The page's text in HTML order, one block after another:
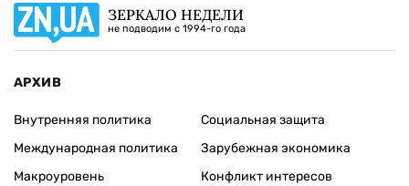
ЗЕРКАЛО НЕДЕЛИ
не подводим с 1994-го года
АРХИВ
Внутренняя политика
Международная политика
Макроуровень
Социальная защита
Зарубежная экономика
Конфликт интересов